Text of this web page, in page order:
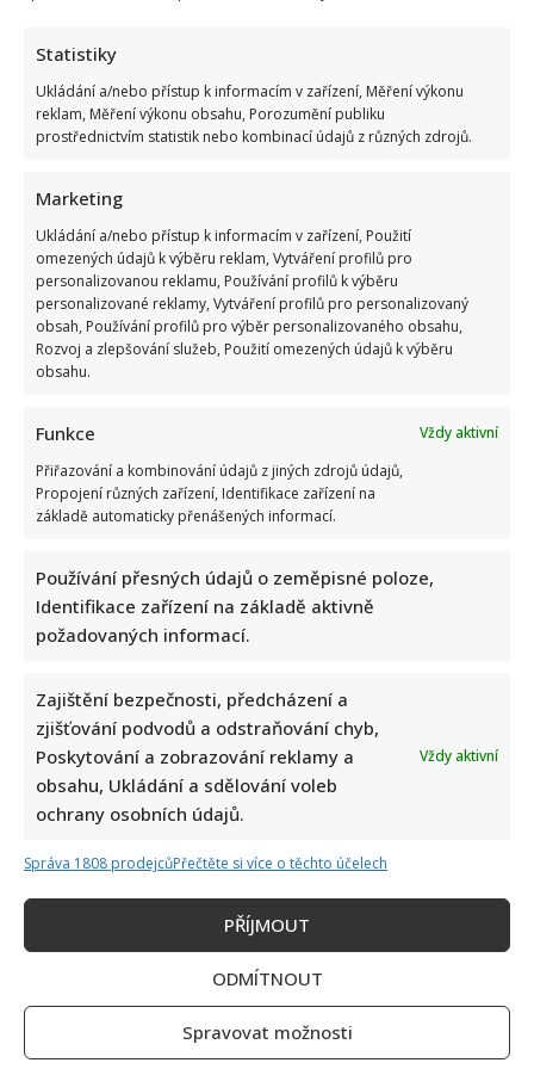
Statistiky
Ukládání a/nebo přístup k informacím v zařízení, Měření výkonu
reklam, Měření výkonu obsahu, Porozumění publiku
prostřednictvím statistik nebo kombinací údajů z různých zdrojů.
Marketing
Ukládání a/nebo přístup k informacím v zařízení, Použití
omezených údajů k výběru reklam, Vytváření profilů pro
personalizovanou reklamu, Používání profilů k výběru
personalizované reklamy, Vytváření profilů pro personalizovaný
obsah, Používání profilů pro výběr personalizovaného obsahu,
Rozvoj a zlepšování služeb, Použití omezených údajů k výběru
obsahu.
Funkce
Vždy aktivní
Přiřazování a kombinování údajů z jiných zdrojů údajů,
Propojení různých zařízení, Identifikace zařízení na
základě automaticky přenášených informací.
Používání přesných údajů o zeměpisné poloze,
Identifikace zařízení na základě aktivně
požadovaných informací.
Zajištění bezpečnosti, předcházení a
zjišťování podvodů a odstraňování chyb,
Poskytování a zobrazování reklamy a
obsahu, Ukládání a sdělování voleb
ochrany osobních údajů.
Vždy aktivní
Správa 1808 prodejcůPřečtěte si více o těchto účelech
PŘÍJMOUT
ODMÍTNOUT
Spravovat možnosti
Ledecký
se
ke
společné
milence:
Hudebník
herci
přebral
S kým žije Janek Ledecký: Jeho manželce Zuzaně prý
patří svatozář. „Přečkali jsme všechny krize“
Richard Touš 7. 4. 2026
Zpěvák Janek Ledecký patří v showbyznysu spíše k
boku...
VíceRead
more
about
Janek
Ledecký:
Jeho
manželce
Zuzaně
svatozář.
„Přečkali
jsme
všechny
krize“
Janka Ledeckého před lety dohnaly obrovské dluhy:
Naštěstí se za něj postavila rodina
Janek Ledecký se před lety potýkal s finančními
problémy. Naštěstí ho rodina nenechala ve štychu.
VíceRead
Janka